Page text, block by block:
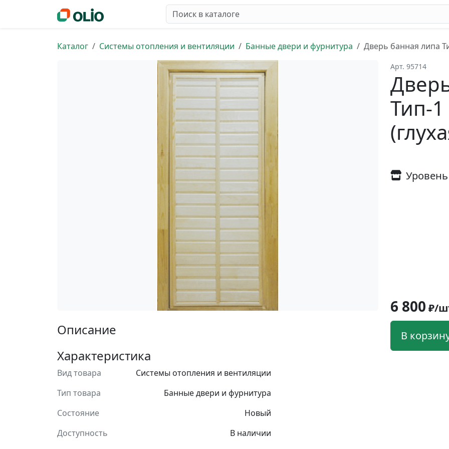
Каталог Системы отопления и вентиляции Банные двери и фурнитура Дверь банная липа
Описание
Характеристика
Вид товара
Системы отопления и вентиляции
Тип товара
Банные двери и фурнитура
Состояние
Новый
Доступность
В наличии
Арт. 95714
Тип-
6 800 ₽/
В